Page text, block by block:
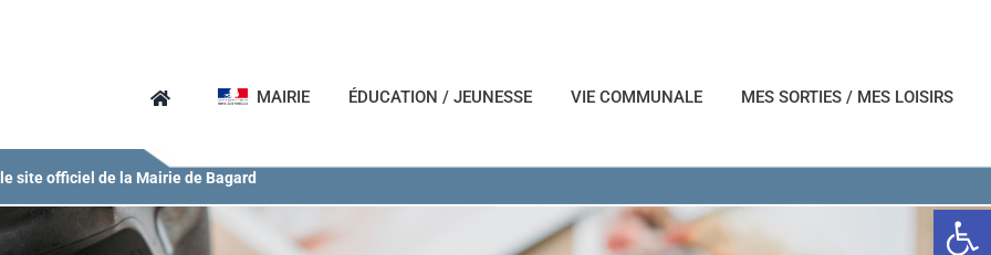
Ouvrir
MAIRIE ÉDUCATION / JEUNESSE VIE COMMUNALE MES SORTIES / MES LOISIRS
site officiel de la Mairie de Bagard